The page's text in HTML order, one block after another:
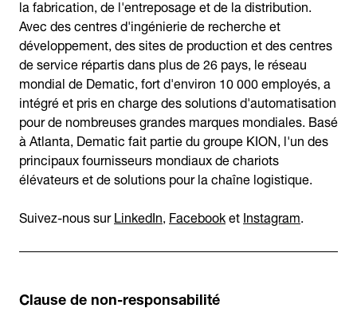
la fabrication, de l'entreposage et de la distribution.
Avec des centres d'ingénierie de recherche et
développement, des sites de production et des centres
de service répartis dans plus de 26 pays, le réseau
mondial de Dematic, fort d'environ 10 000 employés, a
intégré et pris en charge des solutions d'automatisation
pour de nombreuses grandes marques mondiales. Basé
à Atlanta, Dematic fait partie du groupe KION, l'un des
principaux fournisseurs mondiaux de chariots
élévateurs et de solutions pour la chaîne logistique.
Suivez-nous surLinkedIn,FacebooketInstagram.
Clause de non-responsabilité